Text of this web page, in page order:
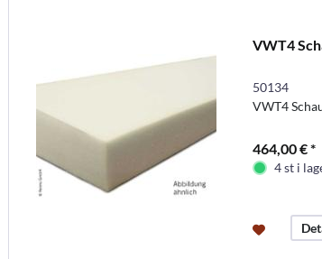
VWT4
50134
VWT4
464,00 € *
4 st i